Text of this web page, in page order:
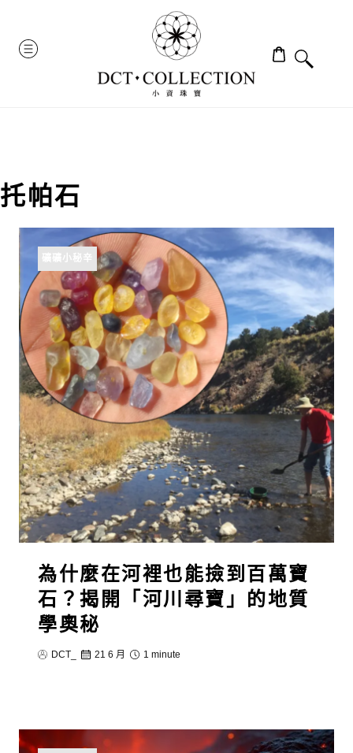
content
MENU
托帕石
礦礦小秘辛
為什麼在河裡也能撿到百萬寶
石？揭開「河川尋寶」的地質
學奧秘
DCT_ 21 6 月 1 minute